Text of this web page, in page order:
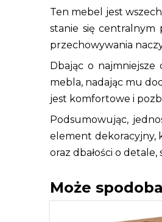
Ten mebel jest
stanie się centralnym
przechowywania
Dbając o
mebla, nadając mu
jest komfortowe i
Podsumowując,
element dekoracyjny,
oraz dbałości o
Może